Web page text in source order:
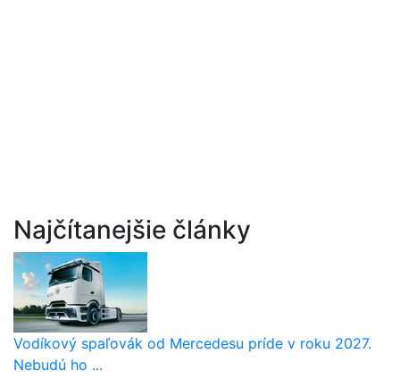
Najčítanejšie články
Vodíkový spaľovák od Mercedesu príde v roku 2027.
Nebudú ho ...